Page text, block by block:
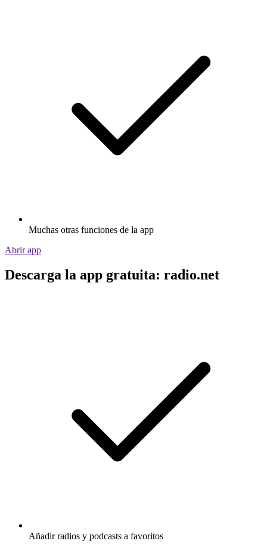
Muchas otras funciones de la app
Abrir app
Descarga la app gratuita: radio.net
Añadir radios y podcasts a favoritos